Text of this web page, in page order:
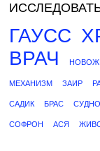
ИССЛЕДОВАТЬ
ГАУСС
ВРАЧ
МЕХАНИЗМ ЗАИР
САДИК БРАС СУДНО
СОФРОН АСЯ